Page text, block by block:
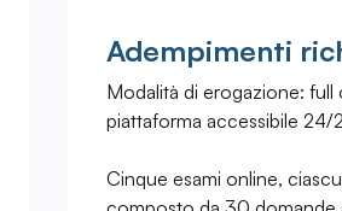
Adempimenti
Modalità di erogazione: full
piattaforma accessibile 24/
Cinque esami online,